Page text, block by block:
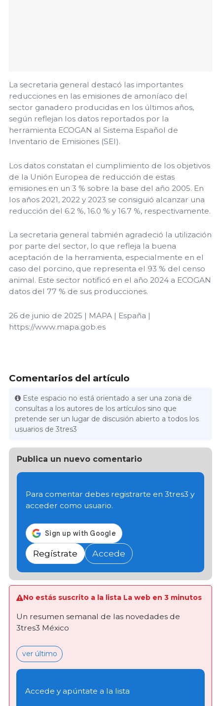
La secretaria general destacó las importantes
reducciones en las emisiones de amoníaco del
sector ganadero producidas en los últimos años,
según reflejan los datos reportados por la
herramienta ECOGAN al Sistema Español de
Inventario de Emisiones (SEI).
Los datos constatan el cumplimiento de los objetivos
de la Unión Europea de reducción de estas
emisiones en un 3 % sobre la base del año 2005. En
los años 2021, 2022 y 2023 se consiguió alcanzar una
reducción del 6.2 %, 16.0 % y 16.7 %, respectivamente.
La secretaria general tabmién agradeció la utilización
por parte del sector, lo que refleja la buena
aceptación de la herramienta, especialmente en el
caso del porcino, que representa el 93 % del censo
animal. Este sector notificó en el año 2024 a ECOGAN
datos del 77 % de sus producciones.
26 de junio de 2025 | MAPA | España |
https://www.mapa.gob.es
Comentarios del artículo
Este espacio no está orientado a ser una zona de
consultas a los autores de los artículos sino que
pretende ser un lugar de discusión abierto a todos los
usuarios de 3tres3
Publica un nuevo comentario
Para comentar debes registrarte en 3tres3 y
acceder como usuario.
Regístrate Accede
No estás suscrito a la lista La web en 3 minutos
Un resumen semanal de las novedades de
3tres3 México
ver último
Accede y apúntate a la lista